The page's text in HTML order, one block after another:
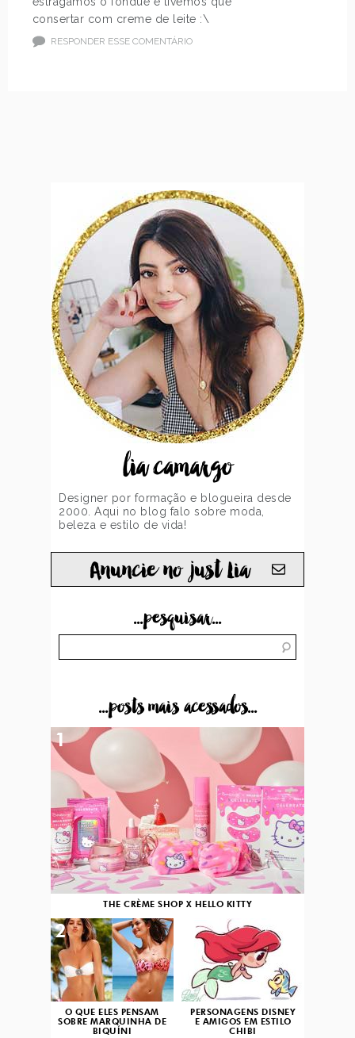
consertar com creme de leite :\
RESPONDER ESSE COMENTÁRIO
lia camargo
Designer por formação e blogueira desde
2000. Aqui no blog falo sobre moda,
beleza e estilo de vida!
Anuncie no just Lia
...pesquisar...
...posts mais acessados...
THE CRÈME SHOP X HELLO KITTY
1
O QUE ELES PENSAM
SOBRE MARQUINHA DE
BIQUÍNI
2
PERSONAGENS DISNEY
E AMIGOS EM ESTILO
CHIBI
3